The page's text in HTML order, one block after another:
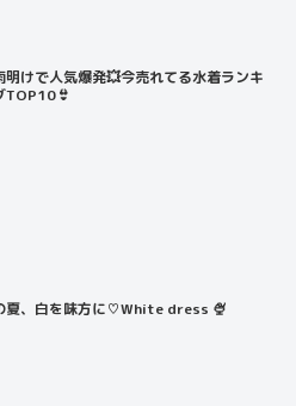
明けで人気爆発💥今売れてる水着ランキ
TOP10👙
夏、白を味方に♡White dress 🍨